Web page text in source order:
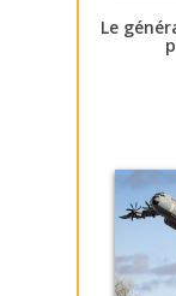
Le